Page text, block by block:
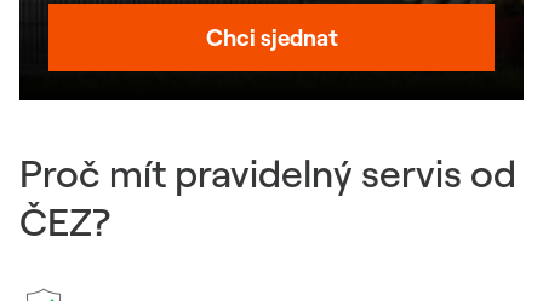
Chci sjednat
Proč mít pravidelný servis od
ČEZ?